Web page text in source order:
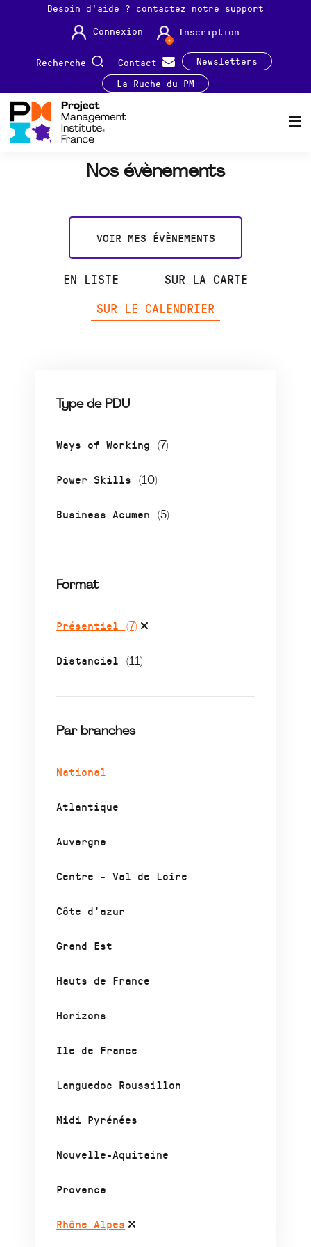
Besoin d'aide ? contactez notre support
Connexion
Inscription
Recherche Contact
Newsletters
La Ruche du PM
Nos évènements
VOIR MES ÉVÈNEMENTS
EN LISTE
SUR LA CARTE
SUR LE CALENDRIER
Type de PDU
Ways of Working (7)
Power Skills (10)
Business Acumen (5)
Format
Présentiel (7)
Distanciel (11)
Par branches
National
Atlantique
Auvergne
Centre - Val de Loire
Côte d’azur
Grand Est
Hauts de France
Horizons
Ile de France
Languedoc Roussillon
Midi Pyrénées
Nouvelle-Aquitaine
Provence
Rhône Alpes